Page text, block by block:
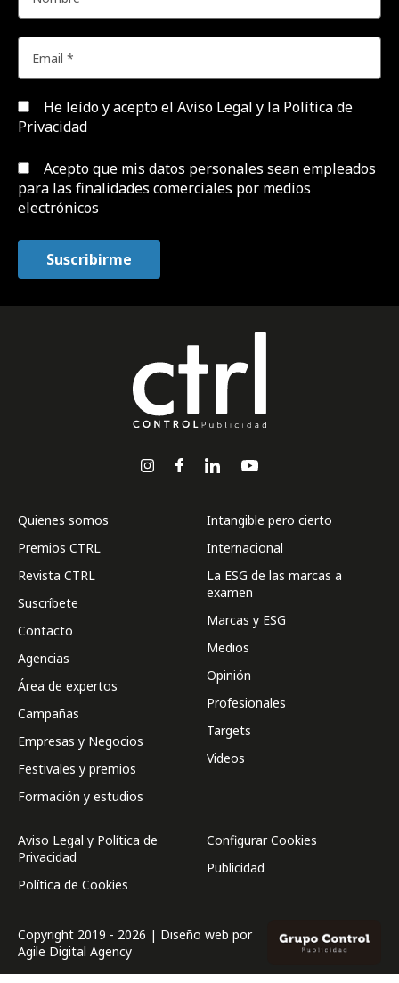
He leído y acepto el Aviso Legal y la Política de
Privacidad
Acepto que mis datos personales sean empleados
para las finalidades comerciales por medios
electrónicos
Quienes somos
Premios CTRL
Revista CTRL
Suscríbete
Contacto
Agencias
Área de expertos
Campañas
Empresas y Negocios
Festivales y premios
Formación y estudios
Intangible pero cierto
Internacional
La ESG de las marcas a
examen
Marcas y ESG
Medios
Opinión
Profesionales
Targets
Videos
Aviso Legal y Política de
Privacidad
Política de Cookies
Configurar Cookies
Publicidad
Copyright 2019 - 2026 | Diseño web por
Agile Digital Agency